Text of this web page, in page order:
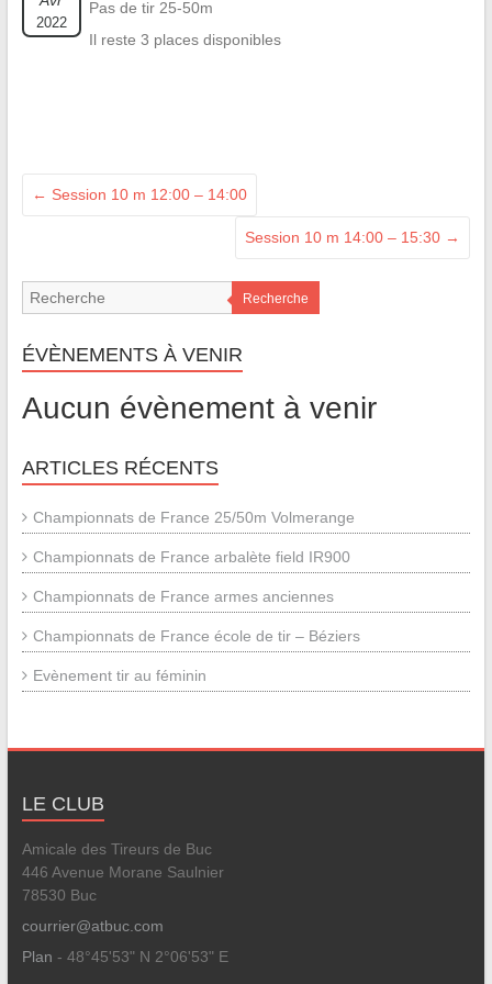
2022
Pas de tir 25-50m
Il reste 3 places disponibles
← Session 10 m 12:00 – 14:00
Session 10 m 14:00 – 15:30 →
Recherche
ÉVÈNEMENTS À VENIR
Aucun évènement à venir
ARTICLES RÉCENTS
Championnats de France 25/50m Volmerange
Championnats de France arbalète field IR900
Championnats de France armes anciennes
Championnats de France école de tir – Béziers
Evènement tir au féminin
LE CLUB
Amicale des Tireurs de Buc
446 Avenue Morane Saulnier
78530 Buc
courrier@atbuc.com
Plan - 48°45'53" N 2°06'53" E